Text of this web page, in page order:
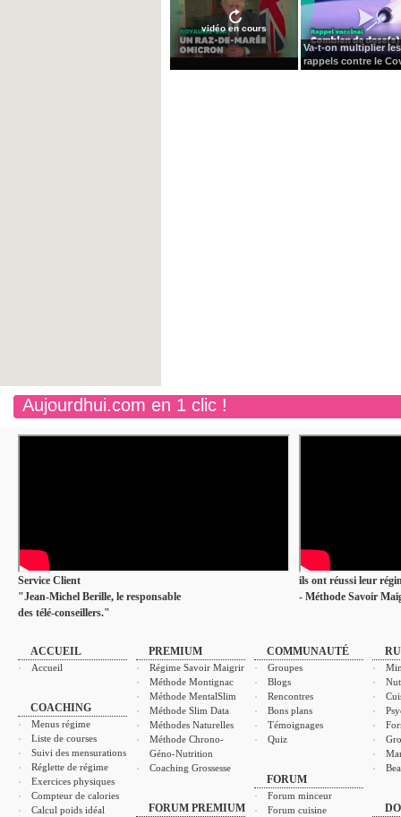
vidéo en cours
Va-t-on multiplier les
rappels contre le
Aujourdhui.com en 1 clic !
Service Client
"Jean-Michel Berille, le responsable
des télé-conseillers."
ils ont réussi leur
- Méthode Savoir
ACCUEIL
Accueil
COACHING
Menus régime
Liste de courses
Suivi des mensurations
Réglette de régime
Exercices physiques
Compteur de calories
Calcul poids idéal
PREMIUM
Régime Savoir Maigrir
Méthode Montignac
Méthode MentalSlim
Méthode Slim Data
Méthodes Naturelles
Méthode Chrono-
Géno-Nutrition
Coaching Grossesse
FORUM PREMIUM
COMMUNAUTÉ
Groupes
Blogs
Rencontres
Bons plans
Témoignages
Quiz
FORUM
Forum minceur
Forum cuisine